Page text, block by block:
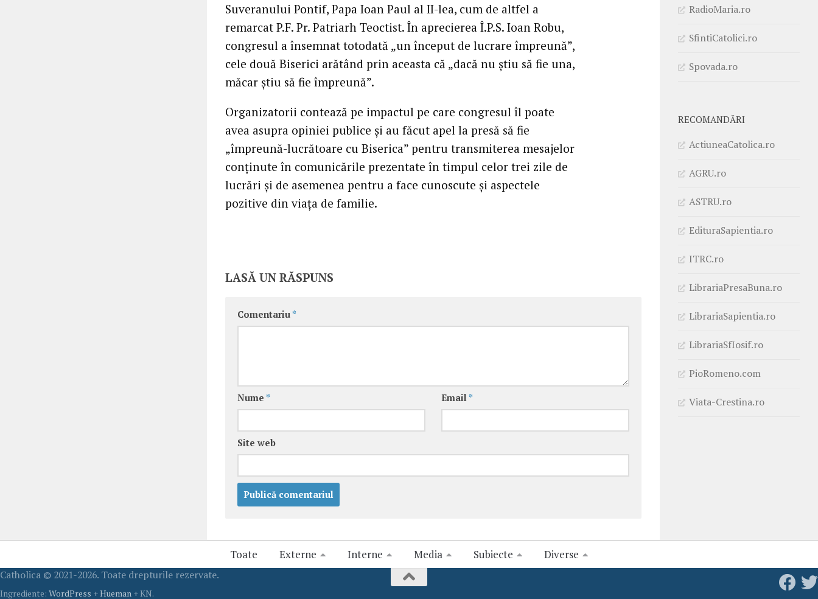
Suveranului Pontif, Papa Ioan Paul al II-lea, cum de altfel a
remarcat P.F. Pr. Patriarh Teoctist. În aprecierea Î.P.S. Ioan Robu,
congresul a însemnat totodată „un început de lucrare împreună”,
cele două Biserici arătând prin aceasta că „dacă nu ştiu să fie una,
măcar ştiu să fie împreună”.
Organizatorii contează pe impactul pe care congresul îl poate
avea asupra opiniei publice şi au făcut apel la presă să fie
„împreună-lucrătoare cu Biserica” pentru transmiterea mesajelor
conţinute în comunicările prezentate în timpul celor trei zile de
lucrări şi de asemenea pentru a face cunoscute şi aspectele
pozitive din viaţa de familie.
LASĂ UN RĂSPUNS
Comentariu *
Nume * Email *
Site web
RadioMaria.ro
SfintiCatolici.ro
Spovada.ro
RECOMANDĂRI
ActiuneaCatolica.ro
AGRU.ro
ASTRU.ro
EdituraSapientia.ro
ITRC.ro
LibrariaPresaBuna.ro
LibrariaSapientia.ro
LibrariaSfIosif.ro
PioRomeno.com
Viata-Crestina.ro
Toate Externe Interne Media Subiecte Diverse
Catholica © 2021-2026. Toate drepturile rezervate.
Ingrediente: WordPress +Hueman + KN.